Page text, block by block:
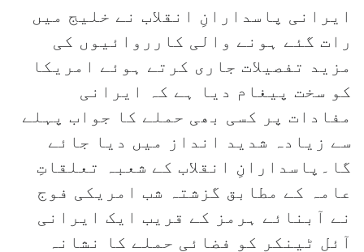
ایرانی پاسدارانِ انقلاب نے خلیج میں
رات گئے ہونے والی کارروائیوں کی
مزید تفصیلات جاری کرتے ہوئے امریکا
کو سخت پیغام دیا ہے کہ ایرانی
مفادات پر کسی بھی حملے کا جواب پہلے
سے زیادہ شدید انداز میں دیا جائے
گا۔پاسدارانِ انقلاب کے شعبہ تعلقاتِ
عامہ کے مطابق گزشتہ شب امریکی فوج
نے آبنائے ہرمز کے قریب ایک ایرانی
آئل ٹینکر کو فضائی حملے کا نشانہ